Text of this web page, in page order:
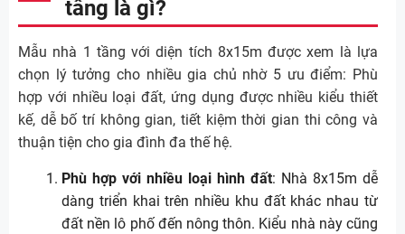
tầng là gì?
Mẫu nhà 1 tầng với diện tích 8x15m được xem là lựa
chọn lý tưởng cho nhiều gia chủ nhờ 5 ưu điểm: Phù
hợp với nhiều loại đất, ứng dụng được nhiều kiểu thiết
kế, dễ bố trí không gian, tiết kiệm thời gian thi công và
thuận tiện cho gia đình đa thế hệ.
Phù hợp với nhiều loại hình đất: Nhà 8x15m dễ
dàng triển khai trên nhiều khu đất khác nhau từ
đất nền lô phố đến nông thôn. Kiểu nhà này cũng